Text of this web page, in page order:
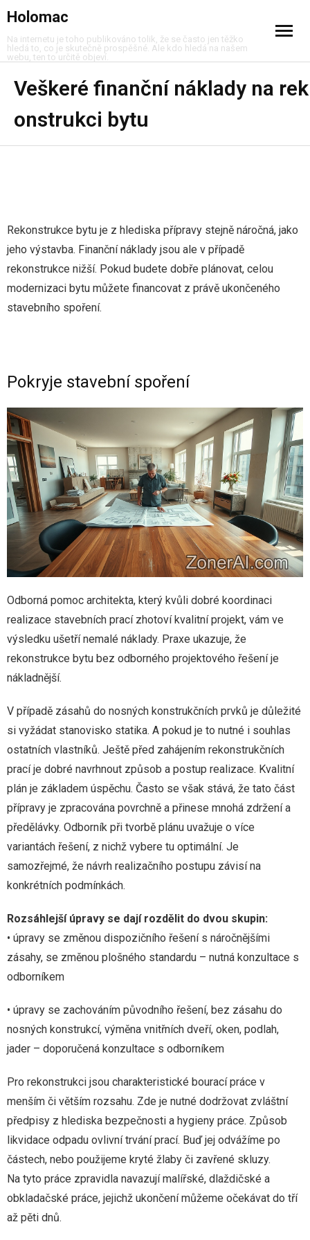
Holomac
Na internetu je toho publikováno tolik, že se často jen těžko
hledá to, co je skutečně prospěšné. Ale kdo hledá na našem
webu, ten to určitě objeví.
Cestování
Dům a byt
Móda
Peníze
Služby
Zábava
Veškeré finanční náklady na rek
onstrukci bytu
Rekonstrukce bytu je z hlediska přípravy stejně náročná, jako
jeho výstavba. Finanční náklady jsou ale v případě
rekonstrukce nižší. Pokud budete dobře plánovat, celou
modernizaci bytu můžete financovat z právě ukončeného
stavebního spoření.
Pokryje stavební spoření
Odborná pomoc architekta, který kvůli dobré koordinaci
realizace stavebních prací zhotoví kvalitní projekt, vám ve
výsledku ušetří nemalé náklady. Praxe ukazuje, že
rekonstrukce bytu bez odborného projektového řešení je
nákladnější.
V případě zásahů do nosných konstrukčních prvků je důležité
si vyžádat stanovisko statika. A pokud je to nutné i souhlas
ostatních vlastníků. Ještě před zahájením rekonstrukčních
prací je dobré navrhnout způsob a postup realizace. Kvalitní
plán je základem úspěchu. Často se však stává, že tato část
přípravy je zpracována povrchně a přinese mnohá zdržení a
předělávky. Odborník při tvorbě plánu uvažuje o více
variantách řešení, z nichž vybere tu optimální. Je
samozřejmé, že návrh realizačního postupu závisí na
konkrétních podmínkách.
Rozsáhlejší úpravy se dají rozdělit do dvou skupin:
• úpravy se změnou dispozičního řešení s náročnějšími
zásahy, se změnou plošného standardu – nutná konzultace s
odborníkem
• úpravy se zachováním původního řešení, bez zásahu do
nosných konstrukcí, výměna vnitřních dveří, oken, podlah,
jader – doporučená konzultace s odborníkem
Pro rekonstrukci jsou charakteristické bourací práce v
menším či větším rozsahu. Zde je nutné dodržovat zvláštní
předpisy z hlediska bezpečnosti a hygieny práce. Způsob
likvidace odpadu ovlivní trvání prací. Buď jej odvážíme po
částech, nebo použijeme kryté žlaby či zavřené skluzy.
Na tyto práce zpravidla navazují malířské, dlaždičské a
obkladačské práce, jejichž ukončení můžeme očekávat do tří
až pěti dnů.